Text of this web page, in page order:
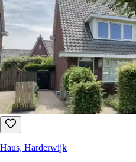
Haus, Harderwijk